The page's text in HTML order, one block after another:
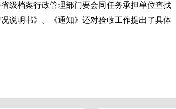
级档案行政管理部门要会同任务承担单位查找
说明书》。《通知》还对验收工作提出了具体